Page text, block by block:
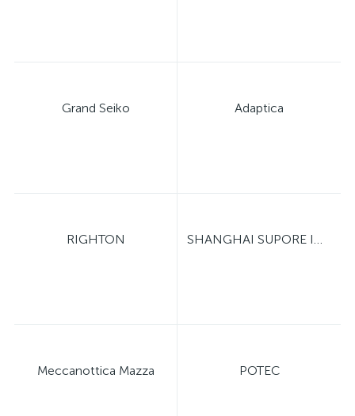
Grand Seiko Adaptica
RIGHTON SHANGHAI SUPORE INSTRUMENTS
Meccanottica Mazza POTEC